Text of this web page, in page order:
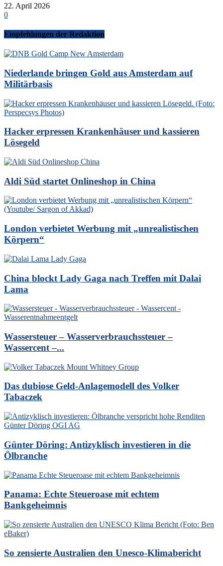
22. April 2026
0
Empfehlungen der Redaktion
Niederlande bringen Gold aus Amsterdam auf
Militärbasis
Hacker erpressen Krankenhäuser und kassieren
Lösegeld
Aldi Süd startet Onlineshop in China
London verbietet Werbung mit „unrealistischen
Körpern“
China blockt Lady Gaga nach Treffen mit Dalai
Lama
Wassersteuer – Wasserverbrauchssteuer –
Wassercent –...
Das dubiose Geld-Anlagemodell des Volker
Tabaczek
Günter Döring: Antizyklisch investieren in die
Ölbranche
Panama: Echte Steueroase mit echtem
Bankgeheimnis
So zensierte Australien den Unesco-Klimabericht